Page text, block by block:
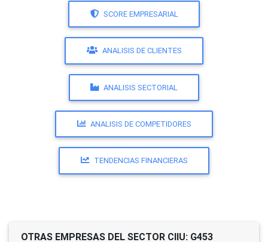
SCORE EMPRESARIAL
ANALISIS DE CLIENTES
ANALISIS SECTORIAL
ANALISIS DE COMPETIDORES
TENDENCIAS FINANCIERAS
OTRAS EMPRESAS DEL SECTOR CIIU: G453